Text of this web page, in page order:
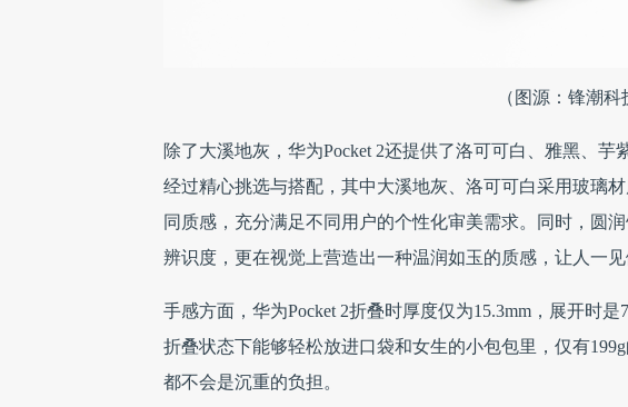
（图源：锋潮科
除了大溪地灰，华为Pocket 2还提供了洛可可白、雅黑、
经过精心挑选与搭配，其中大溪地灰、洛可可白采用玻璃
同质感，充分满足不同用户的个性化审美需求。同时，圆
辨识度，更在视觉上营造出一种温润如玉的质感，让人一见
手感方面，华为Pocket 2折叠时厚度仅为15.3mm，展开时
折叠状态下能够轻松放进口袋和女生的小包包里，仅有
都不会是沉重的负担。